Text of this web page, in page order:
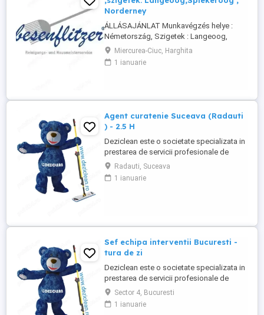
Norderney
ÁLLÁSAJÁNLAT Munkavégzés helye :
Németország, Szigetek : Langeoog,
Spiekeroog, Norderney A Besenflitzer cég
lakások, de más létesítmények
takarítására is szakosodott, mint például
illemhelyek vagy mosdók, szállodák
karbantartása és takarítása.
Követelmények: ...
Miercurea-Ciuc, Harghita
1 ianuarie
Agent curatenie Suceava (Radauti
) - 2.5 H
Deziclean este o societate specializata in
prestarea de servicii profesionale de
curatenie. Compania noastra asigura
servicii de curatenie in aproape toate
orasele mari din România. Angajam agenti
Radauti, Suceava
1 ianuarie
Sef echipa interventii Bucuresti -
tura de zi
Deziclean este o societate specializata in
prestarea de servicii profesionale de
curatenie. Compania noastra asigura
servicii de curatenie in aproape toate
orasele mari din România. Cautam: - Sef
Sector 4, Bucuresti
1 ianuarie